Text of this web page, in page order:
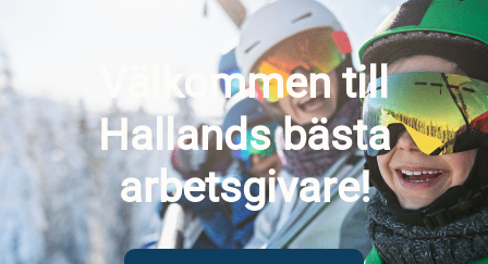
Välkommen till
Hallands bästa
arbetsgivare!